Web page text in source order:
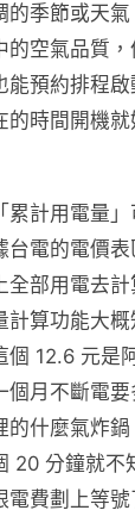
的季節或天
的空氣品質
能預約排程
時間開機就
累計用電量
台電的電價
全部用電去
算功能大
個 12.6 元是
月不斷電
的什麼氣炸
20 分鐘就不
費劃上等號